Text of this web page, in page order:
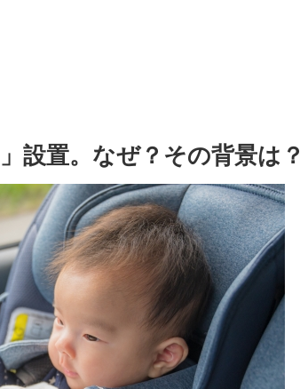
設置。なぜ？その背景は？